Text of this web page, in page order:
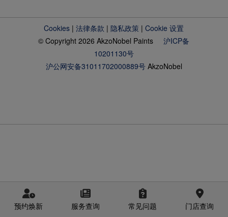
Cookies |法律条款 |隐私政策 |Cookie 设置
© Copyright 2026 AkzoNobel Paints沪ICP备
10201130号
沪公网安备31011702000889号 AkzoNobel
预约焕新 服务查询 常见问题 门店查询